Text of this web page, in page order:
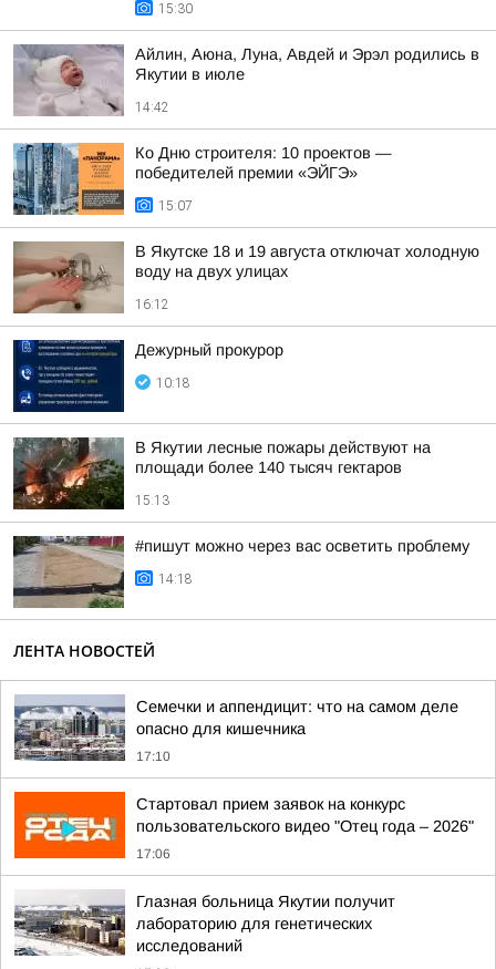
15:30
Айлин, Аюна, Луна, Авдей и Эрэл родились в
Якутии в июле
14:42
Ко Дню строителя: 10 проектов —
победителей премии «ЭЙГЭ»
15:07
В Якутске 18 и 19 августа отключат холодную
воду на двух улицах
16:12
Дежурный прокурор
10:18
В Якутии лесные пожары действуют на
площади более 140 тысяч гектаров
15:13
#пишут можно через вас осветить проблему
14:18
ЛЕНТА НОВОСТЕЙ
Семечки и аппендицит: что на самом деле
опасно для кишечника
17:10
Стартовал прием заявок на конкурс
пользовательского видео "Отец года – 2026"
17:06
Глазная больница Якутии получит
лабораторию для генетических
исследований